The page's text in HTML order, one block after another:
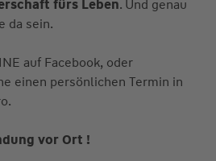
fürs Leben. Und genau
da sein.
auf Facebook, oder
einen persönlichen Termin in
vor Ort !